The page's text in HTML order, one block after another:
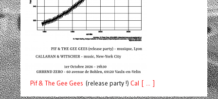
Pif& The Gee Gees (release party !) Cal [ ... ]